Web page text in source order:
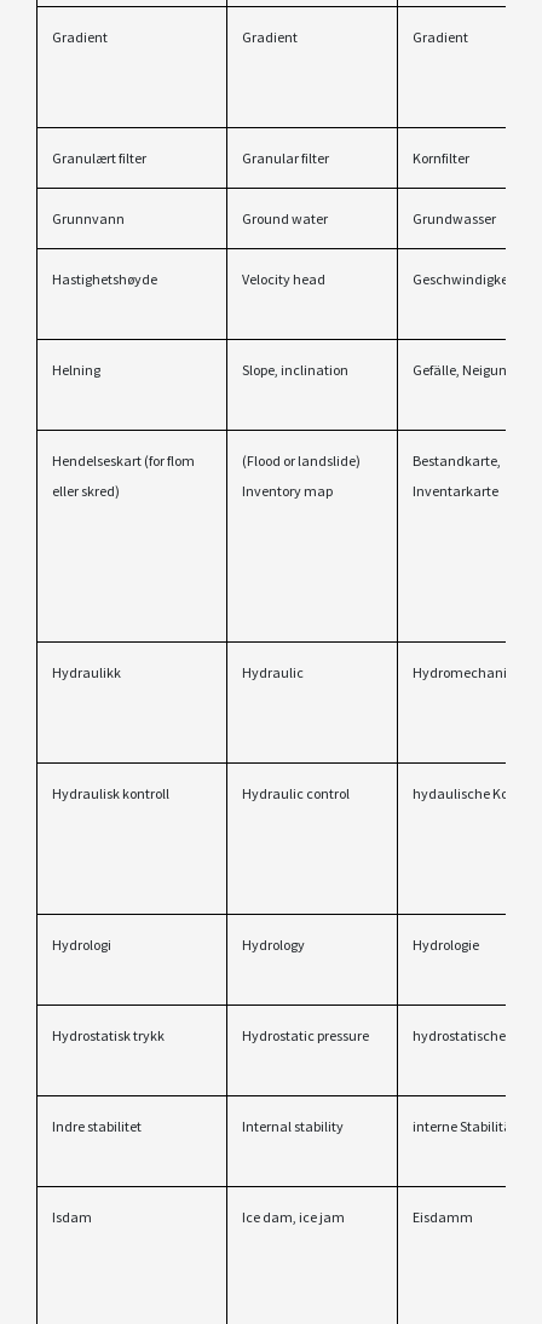
Gradient Gradient Gradient
Granulært filter Granular filter Kornfilter
Grunnvann Ground water Grundwasser
Hastighetshøyde Velocity head
Helning Slope, inclination Gefälle, Neigung
Hendelseskart (for flom
eller skred)
(Flood or landslide)
Inventory map
Bestandkarte,
Inventarkarte
Hydraulikk Hydraulic Hydromechanik
Hydraulisk kontroll Hydraulic control hydaulische
Hydrologi Hydrology Hydrologie
Hydrostatisk trykk Hydrostatic pressure hydrostatischer
Indre stabilitet Internal stability interne Stabilität
Isdam Ice dam, ice jam Eisdamm